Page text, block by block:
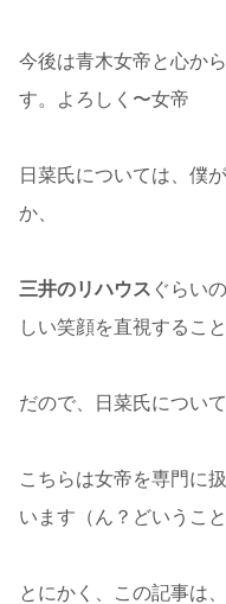
今後は青木女帝と心か
す。よろしく〜女帝
日菜氏については、僕
か、
三井のリハウス ぐらい
しい笑顔を直視するこ
だので、日菜氏につい
こちらは女帝を専門に
います（ん？どいうこと
とにかく、この記事は